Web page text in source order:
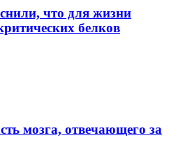
что для жизни
белков
мозга, отвечающего за